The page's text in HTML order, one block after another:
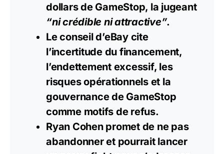
dollars de GameStop, la jugeant
“ni crédible ni attractive”.
Le conseil d’eBay cite
l’incertitude du financement,
l’endettement excessif, les
risques opérationnels et la
gouvernance de GameStop
comme motifs de refus.
Ryan Cohen promet de ne pas
abandonner et pourrait lancer